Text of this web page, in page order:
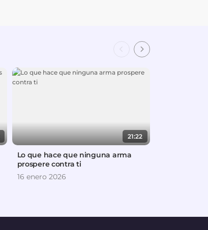
21:22
Lo que hace que ninguna arma
prospere contra ti
16 enero 2026